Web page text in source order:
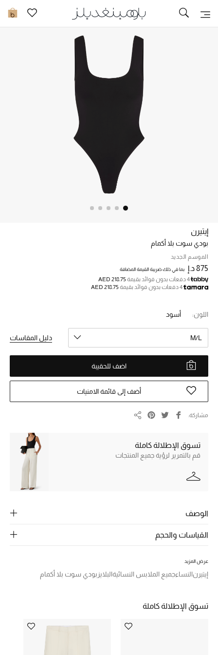
0 تخفيضات
خصم حتى 70%
تسوقوا الآن
ما وصلنا حديثاً
ما وصلنا حديثاً
النساء
الحقائب النسائية
أحذية النسائية
الجمال
المجوهرات
نسوقوا أحدث ما وصلنا
إيتيرن
بودي سوت بلا أكمام
الموسم الجديد
875 د.إ بما في ذلك ضريبة القيمة المضافة
4 دفعات بدون فوائد بقيمة
AED 218.75
4 دفعات بدون فوائد بقيمة
AED 218.75
اللون: أسود
M/L دليل المقاسات
اضف للحقيبة
أضف إلى قائمة الامنيات
مشاركة
تسوق الإطلالة كاملة
قم بالتمرير لرؤية جميع المنتجات
الوصف
القياسات والحجم
عرض المزيد
إيتيرنالنساءجميع الملابس النسائيةالبلايز بودي سوت بلا أكمام
تسوق الإطلالة كاملة